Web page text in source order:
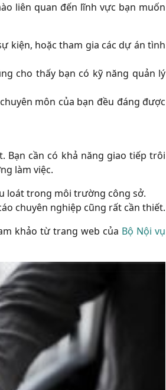
liên quan đến lĩnh vực bạn muốn
kiện, hoặc tham gia các dự án tình
cho thấy bạn có kỹ năng quản lý
môn của bạn đều đáng được
Bạn cần có khả năng giao tiếp trôi
làm việc.
loát trong môi trường công sở.
chuyên nghiệp cũng rất cần thiết.
khảo từ trang web của Bộ Nội vụ